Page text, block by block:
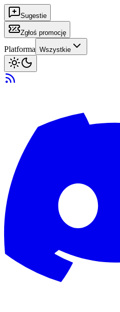
Sugestie
Zgłoś promocję
Platforma Wszystkie